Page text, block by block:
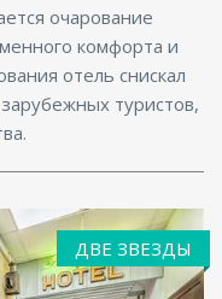
очарование
комфорта и
отель снискал
туристов,
ДВЕ ЗВЕЗДЫ